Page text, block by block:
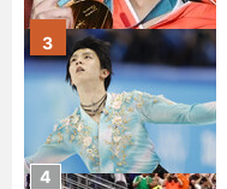
3
4